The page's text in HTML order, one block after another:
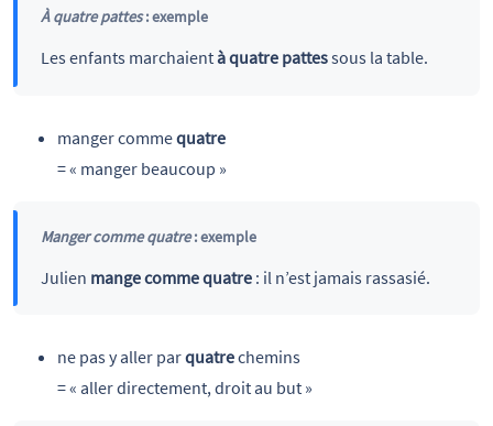
À quatre pattes: exemple
Les enfants marchaientà quatre pattessous la table.
manger commequatre
= « manger beaucoup »
Manger comme quatre: exemple
Julien mange comme quatre: il n’est jamais rassasié.
ne pas y aller parquatrechemins
= « aller directement, droit au but »